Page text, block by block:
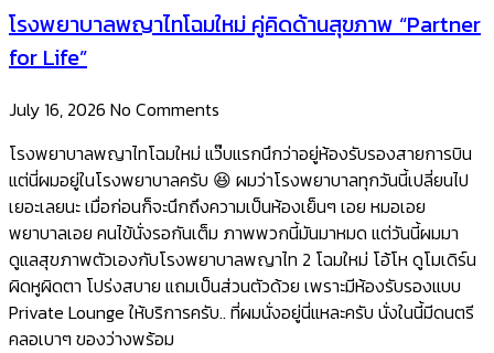
โรงพยาบาลพญาไทโฉมใหม่ คู่คิดด้านสุขภาพ “Partner
for Life”
July 16, 2026 No Comments
โรงพยาบาลพญาไทโฉมใหม่ แว๊บแรกนึกว่าอยู่ห้องรับรองสายการบิน
แต่นี่ผมอยู่ในโรงพยาบาลครับ 😆 ผมว่าโรงพยาบาลทุกวันนี้เปลี่ยนไป
เยอะเลยนะ เมื่อก่อนก็จะนึกถึงความเป็นห้องเย็นๆ เอย หมอเอย
พยาบาลเอย คนไข้นั่งรอกันเต็ม ภาพพวกนี้มันมาหมด ​แต่วันนี้ผมมา
ดูแลสุขภาพตัวเองกับโรงพยาบาลพญาไท 2 โฉมใหม่ โอ้โห ดูโมเดิร์น
ผิดหูผิดตา โปร่งสบาย แถมเป็นส่วนตัวด้วย เพราะมีห้องรับรองแบบ
Private Lounge ให้บริการครับ.. ที่ผมนั่งอยู่นี่แหละครับ นั่งในนี้มีดนตรี
คลอเบาๆ ของว่างพร้อม